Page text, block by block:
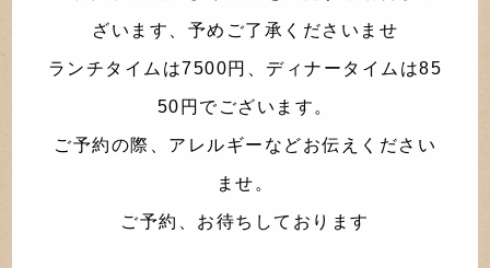
ざいます、予めご了承くださいませ
ランチタイムは7500円、ディナータイムは85
50円でございます。
ご予約の際、アレルギーなどお伝えください
ませ。
ご予約、お待ちしております